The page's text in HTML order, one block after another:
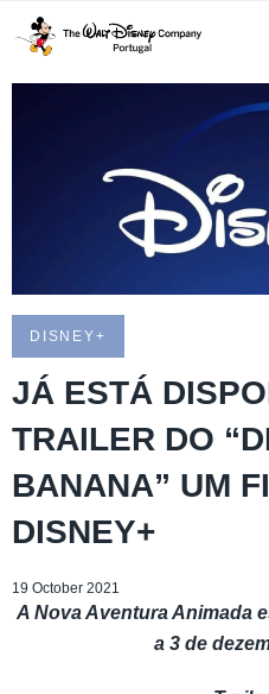
DISNEY+
JÁ ESTÁ
TRAILER DO
BANANA” UM
DISNEY+
19 October 2021
A Nova Aventura Animada
a 3 de